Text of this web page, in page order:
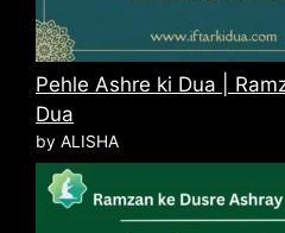
Pehle Ashre ki Dua |
Dua
by ALISHA